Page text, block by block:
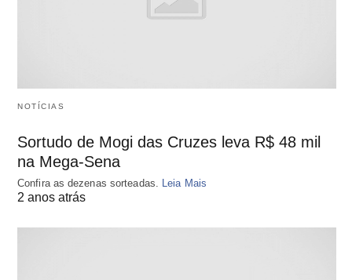
NOTÍCIAS
Sortudo de Mogi das Cruzes leva R$ 48 mil
na Mega-Sena
Confira as dezenas sorteadas. Leia Mais
2 anos atrás